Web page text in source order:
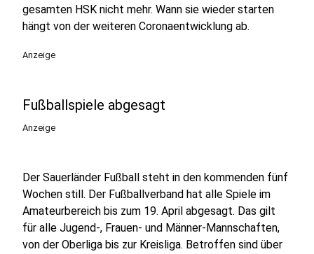
gesamten HSK nicht mehr. Wann sie wieder starten
hängt von der weiteren Coronaentwicklung ab.
Anzeige
Fußballspiele abgesagt
Anzeige
Der Sauerländer Fußball steht in den kommenden fünf
Wochen still. Der Fußballverband hat alle Spiele im
Amateurbereich bis zum 19. April abgesagt. Das gilt
für alle Jugend-, Frauen- und Männer-Mannschaften,
von der Oberliga bis zur Kreisliga. Betroffen sind über